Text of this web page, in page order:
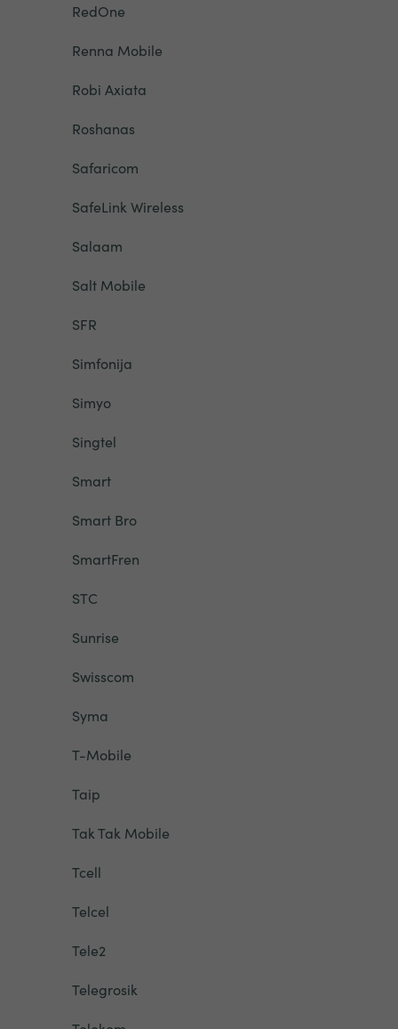
RedOne
Renna Mobile
Robi Axiata
Roshanas
Safaricom
SafeLink Wireless
Salaam
Salt Mobile
SFR
Simfonija
Simyo
Singtel
Smart
Smart Bro
SmartFren
STC
Sunrise
Swisscom
Syma
T-Mobile
Taip
Tak Tak Mobile
Tcell
Telcel
Tele2
Telegrosik